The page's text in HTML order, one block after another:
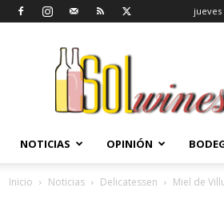
jueves
NOTICIAS OPINIÓN
Inicio Noticias Delicatessen Miel de